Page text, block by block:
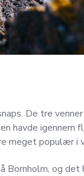
De tre venner
havde igennem
meget populær i
Bornholm, og